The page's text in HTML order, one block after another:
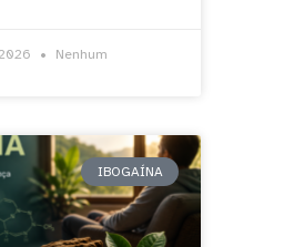
Nenhum
IBOGAÍNA